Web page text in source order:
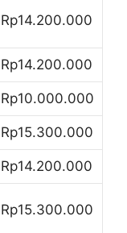
Rp14.200.000
Rp14.200.000
Rp10.000.000
Rp15.300.000
Rp14.200.000
Rp15.300.000